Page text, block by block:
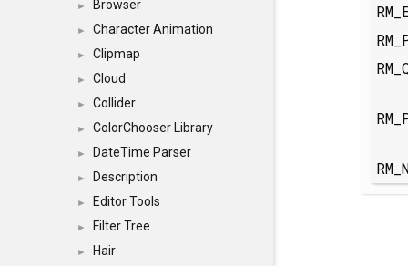
► Browser
► Character Animation
► Clipmap
► Cloud
► Collider
► ColorChooser Library
► DateTime Parser
► Description
► Editor Tools
► Filter Tree
► Hair